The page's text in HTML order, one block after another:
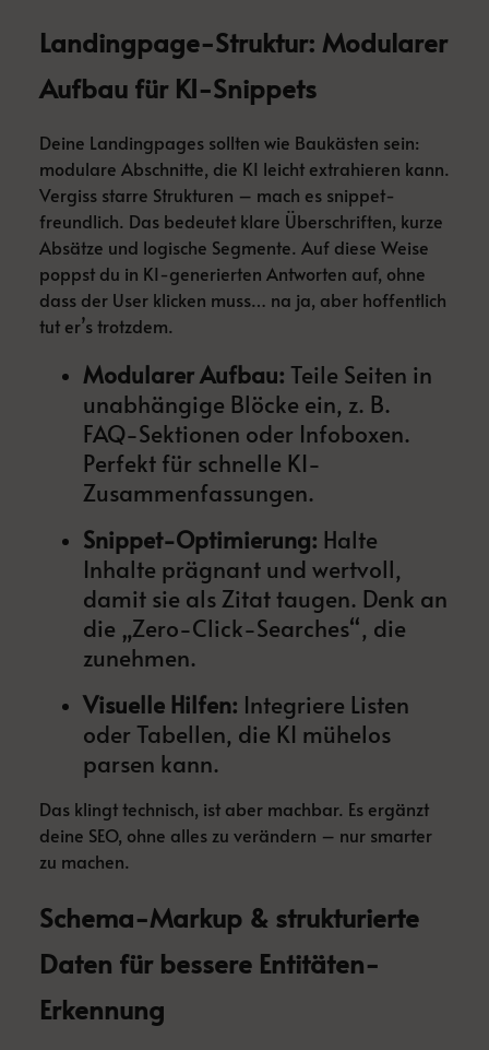
Landingpage-Struktur: Modularer
Aufbau für KI-Snippets
Deine Landingpages sollten wie Baukästen sein:
modulare Abschnitte, die KI leicht extrahieren kann.
Vergiss starre Strukturen – mach es snippet-
freundlich. Das bedeutet klare Überschriften, kurze
Absätze und logische Segmente. Auf diese Weise
poppst du in KI-generierten Antworten auf, ohne
dass der User klicken muss… na ja, aber hoffentlich
tut er’s trotzdem.
Modularer Aufbau: Teile Seiten in
unabhängige Blöcke ein, z. B.
FAQ-Sektionen oder Infoboxen.
Perfekt für schnelle KI-
Zusammenfassungen.
Snippet-Optimierung: Halte
Inhalte prägnant und wertvoll,
damit sie als Zitat taugen. Denk an
die „Zero-Click-Searches“, die
zunehmen.
Visuelle Hilfen: Integriere Listen
oder Tabellen, die KI mühelos
parsen kann.
Das klingt technisch, ist aber machbar. Es ergänzt
deine SEO, ohne alles zu verändern – nur smarter
zu machen.
Schema-Markup & strukturierte
Daten für bessere Entitäten-
Erkennung